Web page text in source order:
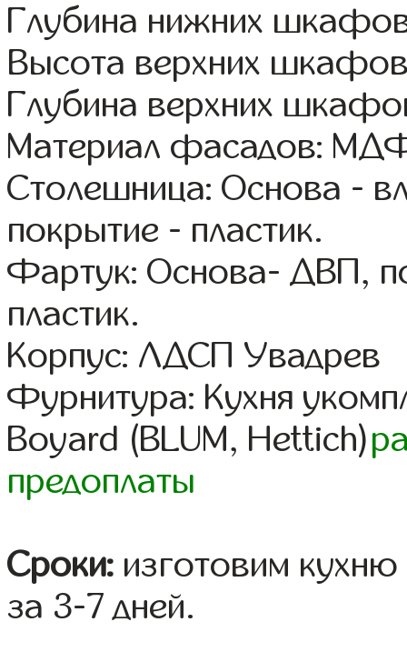
Глубина нижних
Высота верхних
Глубина верхних
Материал фасадов:
Столешница: Основа -
покрытие - пластик.
Фартук: Основа- ДВП,
пластик.
Корпус: ЛДСП Увадрев
Фурнитура: Кухня
Boyard (BLUM, Hettich)
предоплаты
Сроки: изготовим
за 3-7 дней.